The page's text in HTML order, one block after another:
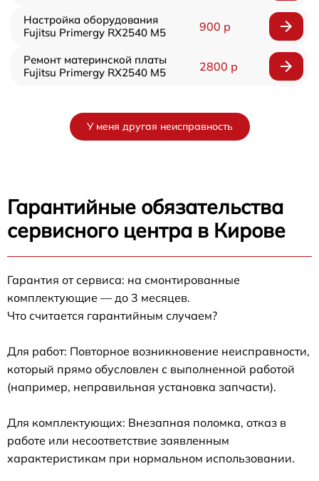
Настройка оборудования
Fujitsu Primergy RX2540 M5
900 р
Ремонт материнской платы
Fujitsu Primergy RX2540 M5
2800 р
У меня другая неисправность
Гарантийные обязательства
сервисного центра в Кирове
Гарантия от сервиса: на смонтированные
комплектующие — до 3 месяцев.
Что считается гарантийным случаем?
Для работ: Повторное возникновение неисправности,
который прямо обусловлен с выполненной работой
(например, неправильная установка запчасти).
Для комплектующих: Внезапная поломка, отказ в
работе или несоответствие заявленным
характеристикам при нормальном использовании.